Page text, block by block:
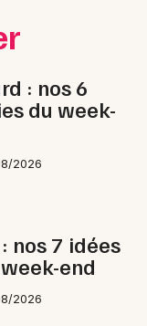
: nos 6
du week-
2026
nos 7 idées
end
2026